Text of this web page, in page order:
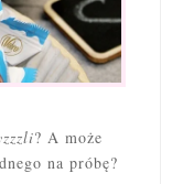
? A może
na próbę?